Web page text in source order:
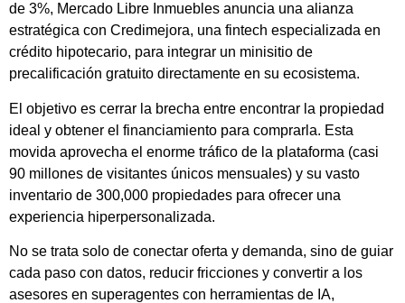
de 3%, Mercado Libre Inmuebles anuncia una alianza
estratégica con Credimejora, una fintech especializada en
crédito hipotecario, para integrar un minisitio de
precalificación gratuito directamente en su ecosistema.
El objetivo es cerrar la brecha entre encontrar la propiedad
ideal y obtener el financiamiento para comprarla. Esta
movida aprovecha el enorme tráfico de la plataforma (casi
90 millones de visitantes únicos mensuales) y su vasto
inventario de 300,000 propiedades para ofrecer una
experiencia hiperpersonalizada.
No se trata solo de conectar oferta y demanda, sino de guiar
cada paso con datos, reducir fricciones y convertir a los
asesores en superagentes con herramientas de IA,